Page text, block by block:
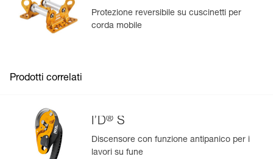
produzione.
Protezione reversibile su cuscinetti per
corda mobile
Prodotti correlati
I’D® S
Discensore con funzione antipanico per i
lavori su fune